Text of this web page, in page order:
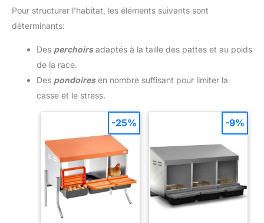
Pour structurer l’habitat, les éléments suivants sont
déterminants:
Des perchoirsadaptés à la taille des pattes et au poids
de la race.
Des pondoiresen nombre suffisant pour limiter la
casse et le stress.
-25% -9%